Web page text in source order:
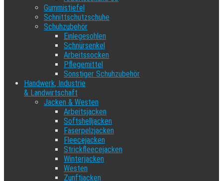
Gummistiefel
Schnittschutzschuhe
Schuhzubehör
Einlegesohlen
Schnürsenkel
Arbeitssocken
Pflegemittel
Sonstiger Schuhzubehör
Handwerk, Industrie
& Landwirtschaft
Jacken & Westen
Arbeitsjacken
Softshelljacken
Faserpelzjacken
Fleecejacken
Strickfleecejacken
Winterjacken
Westen
Zunftjacken